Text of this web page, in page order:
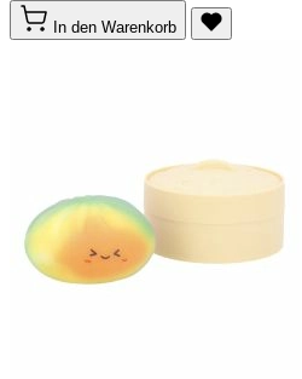
In den Warenkorb